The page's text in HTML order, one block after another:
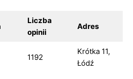
Liczba
opinii
Adres
1192
Krótka 11,
Łódź